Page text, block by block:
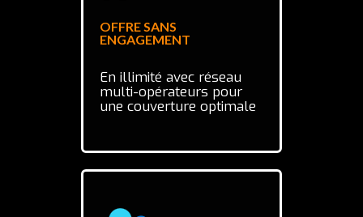
OFFRE SANS
ENGAGEMENT
En illimité avec réseau
multi-opérateurs pour
une couverture optimale